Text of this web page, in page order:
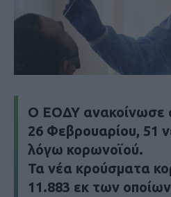
Ο ΕΟΔΥ ανακοίνωσε
26 Φεβρουαρίου, 51
λόγω κορωνοϊού.
Τα νέα κρούσματα
11.883 εκ των